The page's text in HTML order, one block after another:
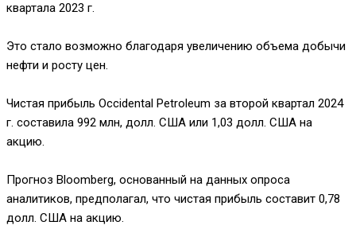
квартала 2023 г.
Это стало возможно благодаря увеличению объема добычи
нефти и росту цен.
Чистая прибыль Occidental Petroleum за второй квартал 2024
г. составила 992 млн, долл. США или 1,03 долл. США на
акцию.
Прогноз Bloomberg, основанный на данных опроса
аналитиков, предполагал, что чистая прибыль составит 0,78
долл. США на акцию.